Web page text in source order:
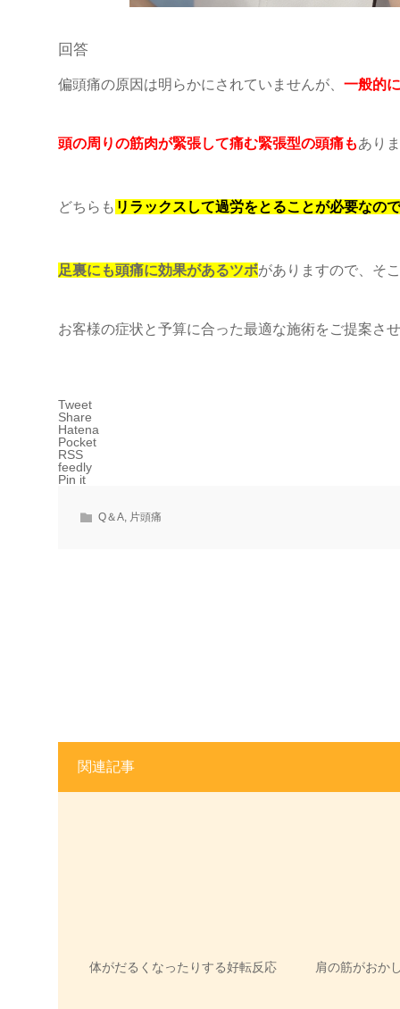
回答
偏頭痛の原因は明らかにされていませんが、 一般的
頭の周りの筋肉が緊張して痛む緊張型の頭痛もあり
どちらも リラックスして過労をとることが必要なの
足裏にも頭痛に効果があるツボがありますので、そ
お客様の症状と予算に合った最適な施術をご提案さ
Tweet
Share
Hatena
Pocket
RSS
feedly
Pin it
Q＆A, 片頭痛
関連記事
体がだるくなったりする好転反応 肩の筋がおか